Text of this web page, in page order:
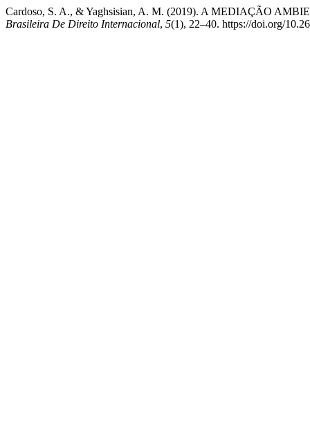
Cardoso, S. A., & Yaghsisian, A. M. (2019). A MEDIAÇÃO
Brasileira De Direito Internacional, 5(1), 22–40. https://doi.org/